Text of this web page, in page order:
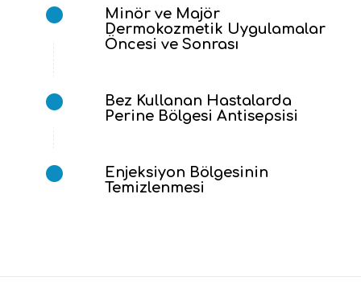
Minör ve Majör
Dermokozmetik Uygulamalar
Öncesi ve Sonrası
Bez Kullanan Hastalarda
Perine Bölgesi Antisepsisi
Enjeksiyon Bölgesinin
Temizlenmesi